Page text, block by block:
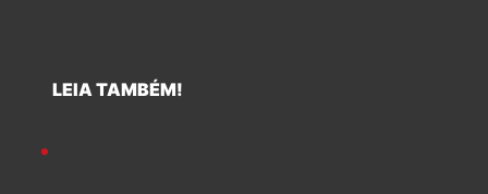
LEIA TAMBÉM!